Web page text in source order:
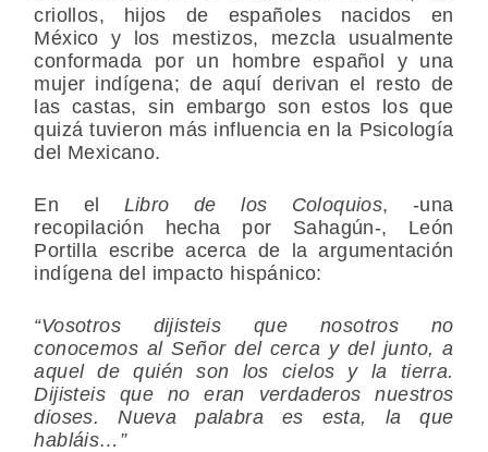
criollos, hijos de españoles nacidos en
México y los mestizos, mezcla usualmente
conformada por un hombre español y una
mujer indígena; de aquí derivan el resto de
las castas, sin embargo son estos los que
quizá tuvieron más influencia en la Psicología
del Mexicano.
En el Libro de los Coloquios, -una
recopilación hecha por Sahagún-, León
Portilla escribe acerca de la argumentación
indígena del impacto hispánico:
“Vosotros dijisteis que nosotros no
conocemos al Señor del cerca y del junto, a
aquel de quién son los cielos y la tierra.
Dijisteis que no eran verdaderos nuestros
dioses. Nueva palabra es esta, la que
habláis…”